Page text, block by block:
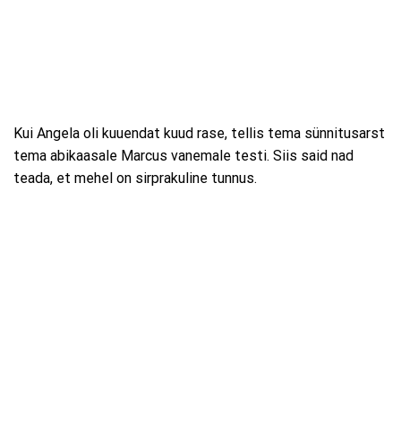
Kui Angela oli kuuendat kuud rase, tellis tema sünnitusarst
tema abikaasale Marcus vanemale testi. Siis said nad
teada, et mehel on sirprakuline tunnus.